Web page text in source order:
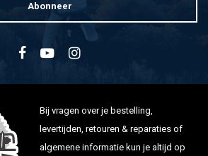
Abonneer
Bij vragen over je bestelling,
levertijden, retouren & reparaties of
algemene informatie kun je altijd op